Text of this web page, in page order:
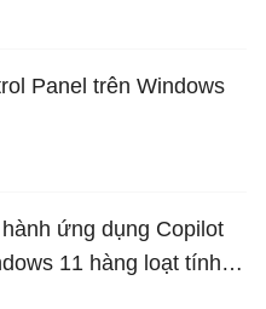
Panel trên Windows
ứng dụng Copilot
11 hàng loạt tính